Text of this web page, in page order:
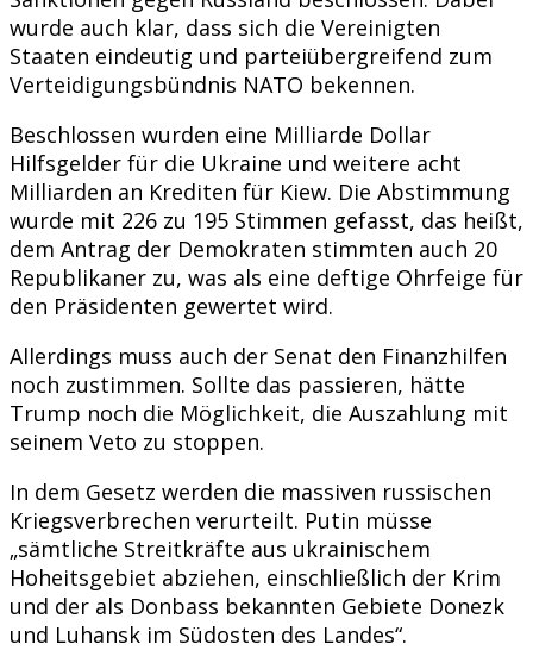
wurde auch klar, dass sich die Vereinigten
Staaten eindeutig und parteiübergreifend zum
Verteidigungsbündnis NATO bekennen.
Beschlossen wurden eine Milliarde Dollar
Hilfsgelder für die Ukraine und weitere acht
Milliarden an Krediten für Kiew. Die Abstimmung
wurde mit 226 zu 195 Stimmen gefasst, das heißt,
dem Antrag der Demokraten stimmten auch 20
Republikaner zu, was als eine deftige Ohrfeige für
den Präsidenten gewertet wird.
Allerdings muss auch der Senat den Finanzhilfen
noch zustimmen. Sollte das passieren, hätte
Trump noch die Möglichkeit, die Auszahlung mit
seinem Veto zu stoppen.
In dem Gesetz werden die massiven russischen
Kriegsverbrechen verurteilt. Putin müsse
„sämtliche Streitkräfte aus ukrainischem
Hoheitsgebiet abziehen, einschließlich der Krim
und der als Donbass bekannten Gebiete Donezk
und Luhansk im Südosten des Landes“.